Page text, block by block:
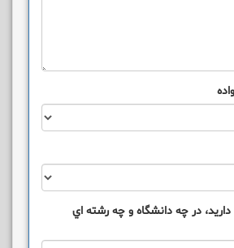
داريد، در چه دانشگاه و چه رشته اي